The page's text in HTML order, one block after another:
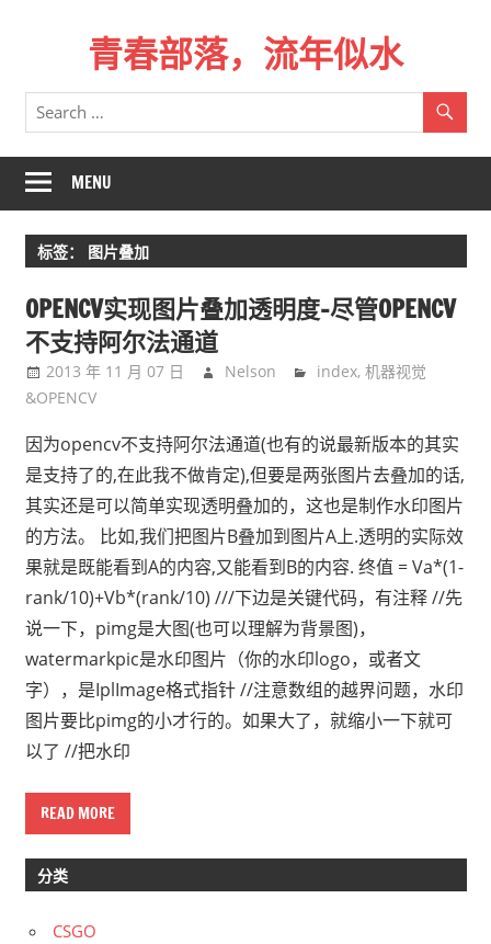
青春部落，流年似水
青
春
一
场
远
行，
记
不
起
来
时
的
路。
MENU
标签： 图片叠加
OPENCV实现图片叠加透明度-尽管OPENCV
不支持阿尔法通道
2013 年 11 月 07 日 Nelson index,机器视觉
&OPENCV
因为opencv不支持阿尔法通道(也有的说最新版本的其实
是支持了的,在此我不做肯定),但要是两张图片去叠加的话,
其实还是可以简单实现透明叠加的，这也是制作水印图片
的方法。 比如,我们把图片B叠加到图片A上.透明的实际效
果就是既能看到A的内容,又能看到B的内容. 终值 = Va*(1-
rank/10)+Vb*(rank/10) ///下边是关键代码，有注释 //先
说一下，pimg是大图(也可以理解为背景图)，
watermarkpic是水印图片（你的水印logo，或者文
字），是IplImage格式指针 //注意数组的越界问题，水印
图片要比pimg的小才行的。如果大了，就缩小一下就可
以了 //把水印
READ MORE
分类
CSGO